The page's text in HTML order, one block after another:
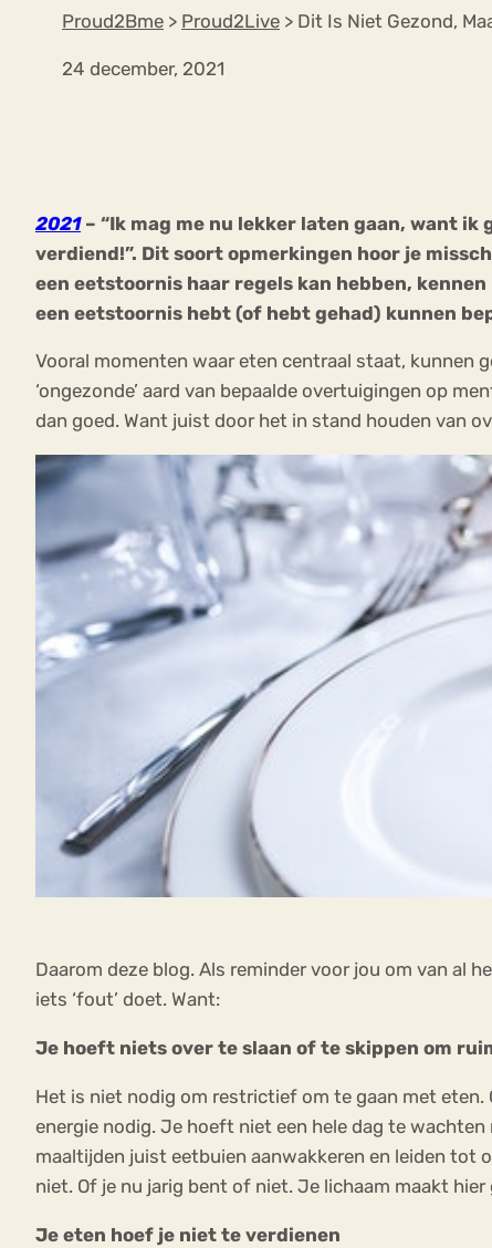
Proud2Bme > Proud2Live > Dit Is Niet Gezond,
24 december, 2021
2021– “Ik mag me nu lekker laten gaan, want
verdiend!”. Dit soort opmerkingen hoor je
een eetstoornis haar regels kan hebben,
een eetstoornis hebt (of hebt gehad) kunnen
Vooral momenten waar eten centraal staat, kunnen
‘ongezonde’ aard van bepaalde overtuigingen op
dan goed. Want juist door het in stand houden van
Daarom deze blog. Als reminder voor jou om van al
iets ‘fout’ doet. Want:
Je hoeft niets over te slaan of te skippen om
Het is niet nodig om restrictief om te gaan met eten.
energie nodig. Je hoeft niet een hele dag te wachten
maaltijden juist eetbuien aanwakkeren en leiden tot
niet. Of je nu jarig bent of niet. Je lichaam maakt
Je eten hoef je niet te verdienen
Orthorexia
Afvallen Angst